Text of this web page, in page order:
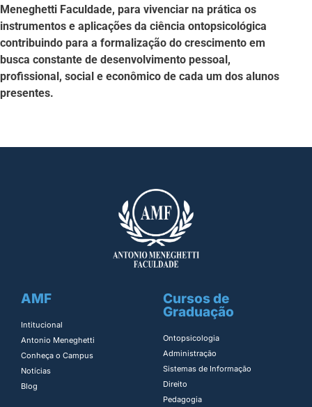
Meneghetti Faculdade, para vivenciar na prática os
instrumentos e aplicações da ciência ontopsicológica
contribuindo para a formalização do crescimento em
busca constante de desenvolvimento pessoal,
profissional, social e econômico de cada um dos alunos
presentes.
AMF
Intitucional
Antonio Meneghetti
Conheça o Campus
Notícias
Blog
Cursos de
Graduação
Ontopsicologia ​
Administração​
Sistemas de Informação​
Direito​
Pedagogia